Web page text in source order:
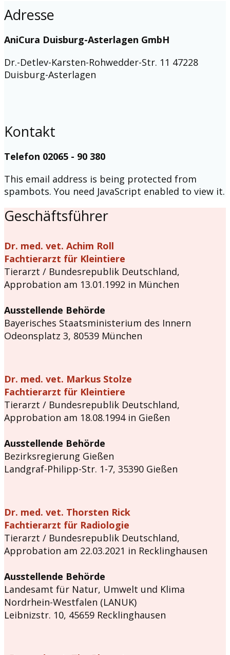
Adresse
AniCura Duisburg-Asterlagen GmbH
Dr.-Detlev-Karsten-Rohwedder-Str. 11 47228
Duisburg-Asterlagen
Kontakt
Telefon 02065 - 90 380
This email address is being protected from
spambots. You need JavaScript enabled to view it.
Geschäftsführer
Dr. med. vet. Achim Roll
Fachtierarzt für Kleintiere
Tierarzt / Bundesrepublik Deutschland,
Approbation am 13.01.1992 in München
Ausstellende Behörde
Bayerisches Staatsministerium des Innern
Odeonsplatz 3, 80539 München
Dr. med. vet. Markus Stolze
Fachtierarzt für Kleintiere
Tierarzt / Bundesrepublik Deutschland,
Approbation am 18.08.1994 in Gießen
Ausstellende Behörde
Bezirksregierung Gießen
Landgraf-Philipp-Str. 1-7, 35390 Gießen
Dr. med. vet. Thorsten Rick
Fachtierarzt für Radiologie
Tierarzt / Bundesrepublik Deutschland,
Approbation am 22.03.2021 in Recklinghausen
Ausstellende Behörde
Landesamt für Natur, Umwelt und Klima
Nordrhein-Westfalen (LANUK)
Leibnizstr. 10, 45659 Recklinghausen